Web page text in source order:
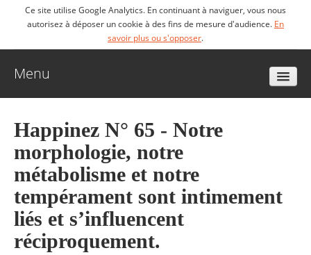
Ce site utilise Google Analytics. En continuant à naviguer, vous nous
autorisez à déposer un cookie à des fins de mesure d'audience. En
savoir plus ou s'opposer.
Menu
Biographie
Livres
Vidéos
Happinez N° 65 - Notre
morphologie, notre
métabolisme et notre
tempérament sont intimement
liés et s’influencent
réciproquement.